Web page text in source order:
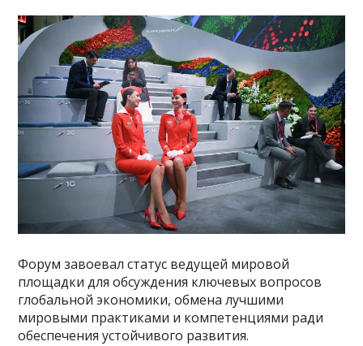
Форум завоевал статус ведущей мировой
площадки для обсуждения ключевых вопросов
глобальной экономики, обмена лучшими
мировыми практиками и компетенциями ради
обеспечения устойчивого развития.